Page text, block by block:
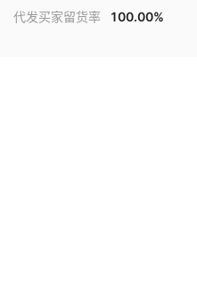
代发买家留货率 100.00%